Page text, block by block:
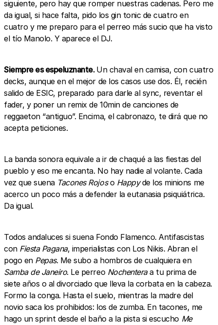
siguiente, pero hay que romper nuestras cadenas. Pero me
da igual, si hace falta, pido los gin tonic de cuatro en
cuatro y me preparo para el perreo más sucio que ha visto
el tío Manolo. Y aparece el DJ.
Siempre es espeluznante. Un chaval en camisa, con cuatro
decks, aunque en el mejor de los casos use dos. Él, recién
salido de ESIC, preparado para darle al sync, reventar el
fader, y poner un remix de 10min de canciones de
reggaeton “antiguo”. Encima, el cabronazo, te dirá que no
acepta peticiones.
La banda sonora equivale a ir de chaqué a las fiestas del
pueblo y eso me encanta. No hay nadie al volante. Cada
vez que suena Tacones Rojoso Happyde los minions me
acerco un poco más a defender la eutanasia psiquiátrica.
Da igual.
Todos andaluces si suena Fondo Flamenco. Antifascistas
con Fiesta Pagana, imperialistas con Los Nikis. Abran el
pogo en Pepas. Me subo a hombros de cualquiera en
Samba de Janeiro. Le perreo Nochenteraa tu prima de
siete años o al divorciado que lleva la corbata en la cabeza.
Formo la conga. Hasta el suelo, mientras la madre del
novio saca los prohibidos: los de zumba. En tacones, me
hago un sprint desde el baño a la pista si escucho Me